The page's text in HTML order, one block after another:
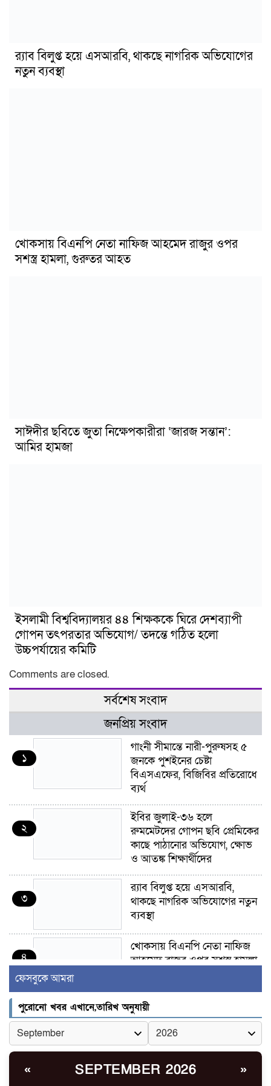
র‍্যাব বিলুপ্ত হয়ে এসআরবি, থাকছে নাগরিক অভিযোগের
নতুন ব্যবস্থা
খোকসায় বিএনপি নেতা নাফিজ আহমেদ রাজুর ওপর
সশস্ত্র হামলা, গুরুতর আহত
সাঈদীর ছবিতে জুতা নিক্ষেপকারীরা ‘জারজ সন্তান’:
আমির হামজা
ইসলামী বিশ্ববিদ্যালয়র ৪৪ শিক্ষককে ঘিরে দেশব্যাপী
গোপন তৎপরতার অভিযোগ/ তদন্তে গঠিত হলো
উচ্চপর্যায়ের কমিটি
Comments are closed.
সর্বশেষ সংবাদ
জনপ্রিয় সংবাদ
১
গাংনী সীমান্তে নারী-পুরুষসহ ৫
জনকে পুশইনের চেষ্টা
বিএসএফের, বিজিবির প্রতিরোধে
ব্যর্থ
২
ইবির জুলাই-৩৬ হলে
রুমমেটদের গোপন ছবি প্রেমিকের
কাছে পাঠানোর অভিযোগ, ক্ষোভ
ও আতঙ্ক শিক্ষার্থীদের
৩
র‍্যাব বিলুপ্ত হয়ে এসআরবি,
থাকছে নাগরিক অভিযোগের নতুন
ব্যবস্থা
৪
খোকসায় বিএনপি নেতা নাফিজ
আহমেদ রাজুর ওপর সশস্ত্র হামলা,
৫
সাঈদীর ছবিতে জুতা
নিক্ষেপকারীরা ‘জারজ সন্তান’:
আমির হামজা
৬
ইসলামী বিশ্ববিদ্যালয়র ৪৪
শিক্ষককে ঘিরে দেশব্যাপী গোপন
ফেসবুকে আমরা
পুরোনো খবর এখানে,তারিখ অনুযায়ী
« SEPTEMBER 2026 »